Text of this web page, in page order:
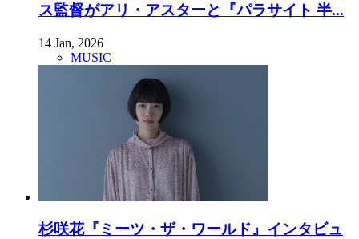
ス監督がアリ・アスターと『パラサイト 半...
14 Jan, 2026
MUSIC
杉咲花『ミーツ・ザ・ワールド』インタビュ